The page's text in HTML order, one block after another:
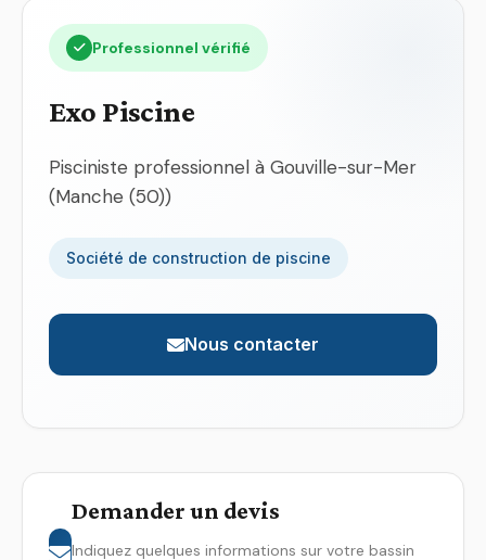
Professionnel vérifié
Exo Piscine
Pisciniste professionnel à Gouville-sur-Mer
(Manche (50))
Société de construction de piscine
Nous contacter
Demander un devis
Indiquez quelques informations sur votre bassin